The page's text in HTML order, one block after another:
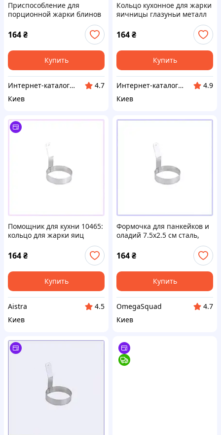
Приспособление для
порционной жарки блинов
164₴
Купить
Интернет-каталог скидок "Гривна Маркет"
4.7
Киев
Кольцо кухонное для жарки
яичницы глазуньи металл
164₴
Купить
Инт​е​​рн​ет-кат​алог ск​​идок "KIEVSALES.COM"
4.9
Киев
Помощник для кухни 10465:
кольцо для жарки яиц
164₴
Купить
Aistra
4.5
Киев
Формочка для панкейков и
оладий 7.5х2.5 см сталь,
164₴
Купить
OmegaSquad
4.7
Киев